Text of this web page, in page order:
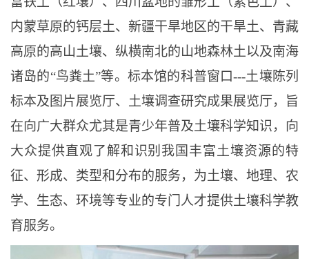
内蒙草原的钙层土、新疆干旱地区的干旱土、青藏
高原的高山土壤、纵横南北的山地森林土以及南海
诸岛的“鸟粪土”等。标本馆的科普窗口---土壤陈列
标本及图片展览厅、土壤调查研究成果展览厅，旨
在向广大群众尤其是青少年普及土壤科学知识 ， 向
大众提供直观了解和识别我国丰富土壤资源的特
征、形成、类型和分布的服务， 为土壤、地理、农
学、生态、环境等专业的专门人才提供土壤科学教
育服务。